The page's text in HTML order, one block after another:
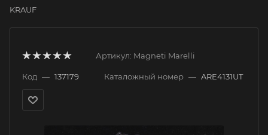
KRAUF
Артикул: Magneti Marelli
Код — 137179 Каталожный номер — ARE4131UT